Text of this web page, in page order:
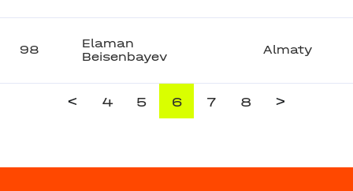
98
Elaman
Beisenbayev
Almaty
< 4 5 6 7 8 >